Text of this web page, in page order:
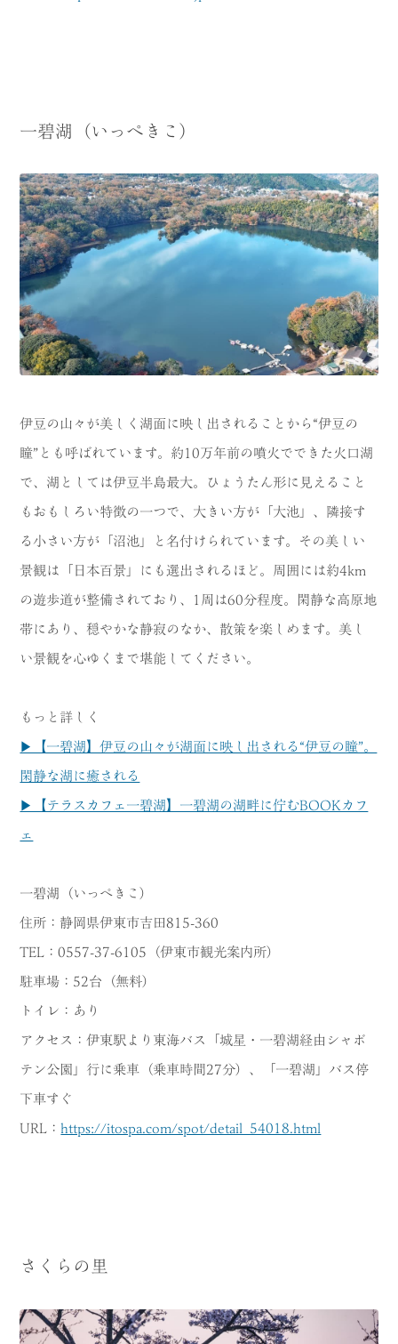
一碧湖（いっぺきこ）
伊豆の山々が美しく湖面に映し出されることから“伊豆の
瞳”とも呼ばれています。約10万年前の噴火でできた火口湖
で、湖としては伊豆半島最大。ひょうたん形に見えること
もおもしろい特徴の一つで、大きい方が「大池」、隣接す
る小さい方が「沼池」と名付けられています。その美しい
景観は「日本百景」にも選出されるほど。周囲には約4km
の遊歩道が整備されており、1周は60分程度。閑静な高原地
帯にあり、穏やかな静寂のなか、散策を楽しめます。美し
い景観を心ゆくまで堪能してください。
もっと詳しく
▶【一碧湖】伊豆の山々が湖面に映し出される“伊豆の瞳”。
閑静な湖に癒される
▶【テラスカフェ一碧湖】一碧湖の湖畔に佇むBOOKカフ
ェ
一碧湖（いっぺきこ）
住所：静岡県伊東市吉田815-360
TEL：0557-37-6105（伊東市観光案内所）
駐車場：52台（無料）
トイレ：あり
アクセス：伊東駅より東海バス「城星・一碧湖経由シャボ
テン公園」行に乗車（乗車時間27分）、「一碧湖」バス停
下車すぐ
URL：https://itospa.com/spot/detail_54018.html
さくらの里